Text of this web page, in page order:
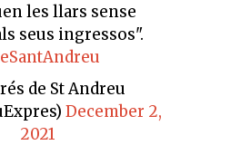
les llars sense
seus ingressos".
de St Andreu
December 2,
2021